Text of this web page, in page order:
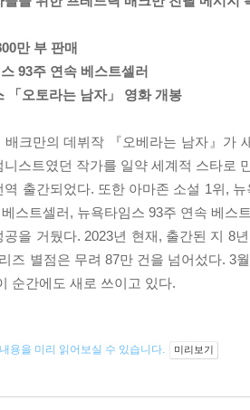
만 부 판매
93주 연속 베스트셀러
「오토라는 남자」 영화 개봉
배크만의 데뷔작 『오베라는 남자』가
니스트였던 작가를 일약 세계적 스타로
역 출간되었다. 또한 아마존 소설 1위,
스트셀러, 뉴욕타임스 93주 연속 베스
공을 거뒀다. 2023년 현재, 출간된 지 8
즈 별점은 무려 87만 건을 넘어섰다. 3
순간에도 새로 쓰이고 있다.
용을 미리 읽어보실 수 있습니다. 미리보기